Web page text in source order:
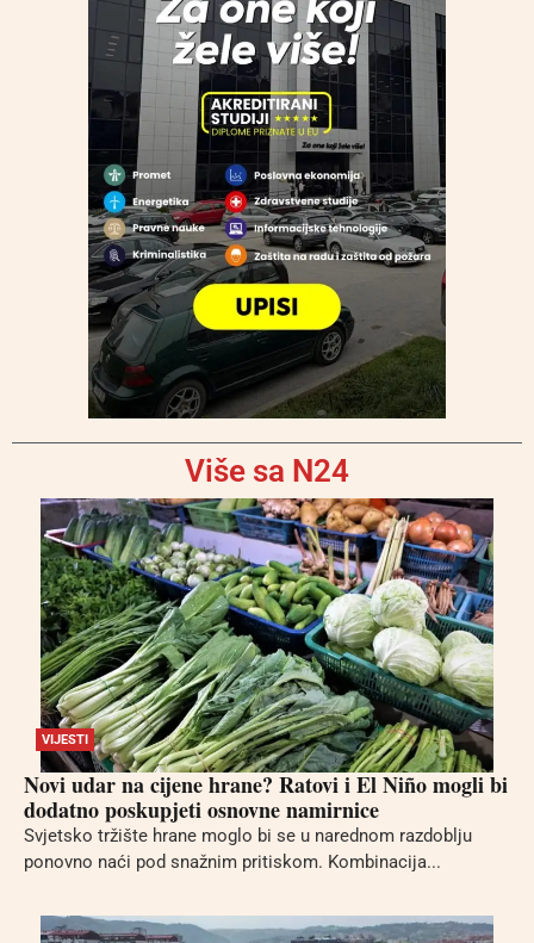
Više sa N24
VIJESTI
Novi udar na cijene hrane? Ratovi i El Niño mogli bi
dodatno poskupjeti osnovne namirnice
Svjetsko tržište hrane moglo bi se u narednom razdoblju
ponovno naći pod snažnim pritiskom. Kombinacija...